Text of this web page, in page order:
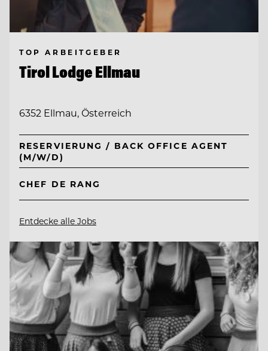
TOP ARBEITGEBER
Tirol Lodge Ellmau
6352 Ellmau, Österreich
RESERVIERUNG / BACK OFFICE AGENT
(M/W/D)
CHEF DE RANG
Entdecke alle Jobs